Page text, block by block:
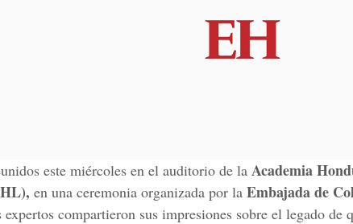
este miércoles en el auditorio de la Academia
en una ceremonia organizada por la Embajada de
expertos compartieron sus impresiones sobre el legado de